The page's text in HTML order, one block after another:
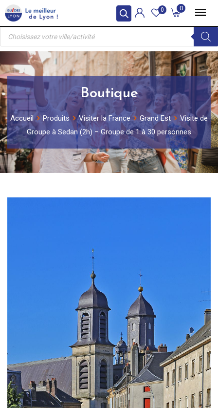
Skip
to
content
0
0
Recherche
produits
Boutique
Accueil Produits Visiter la France Grand Est
Visite de
Groupe à Sedan (2h) – Groupe de 1 à 30 personnes